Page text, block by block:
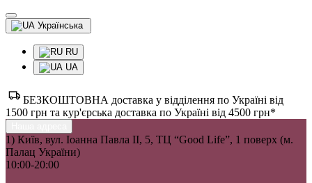
Українська
RU
UA
БЕЗКОШТОВНА доставка у відділення по Україні від
1500 грн та кур'єрська доставка по Україні від 4500 грн*
1) Київ, вул. Іоанна Павла II, 5, ТЦ “Good Life”, 1 поверх (м.
Палац України)
10:00-20:00